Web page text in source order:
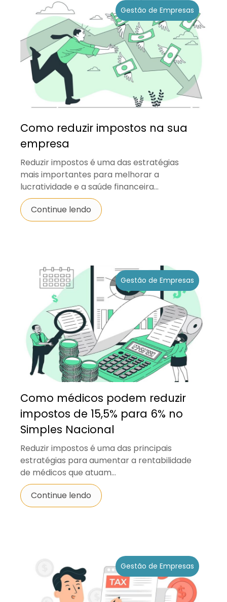
Gestão de Empresas
Como reduzir impostos na sua
empresa
Reduzir impostos é uma das estratégias
mais importantes para melhorar a
lucratividade e a saúde financeira...
Continue lendo
Gestão de Empresas
Como médicos podem reduzir
impostos de 15,5% para 6% no
Simples Nacional
Reduzir impostos é uma das principais
estratégias para aumentar a rentabilidade
de médicos que atuam...
Continue lendo
Gestão de Empresas